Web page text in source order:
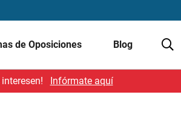
de Oposiciones Blog
Infórmate aquí